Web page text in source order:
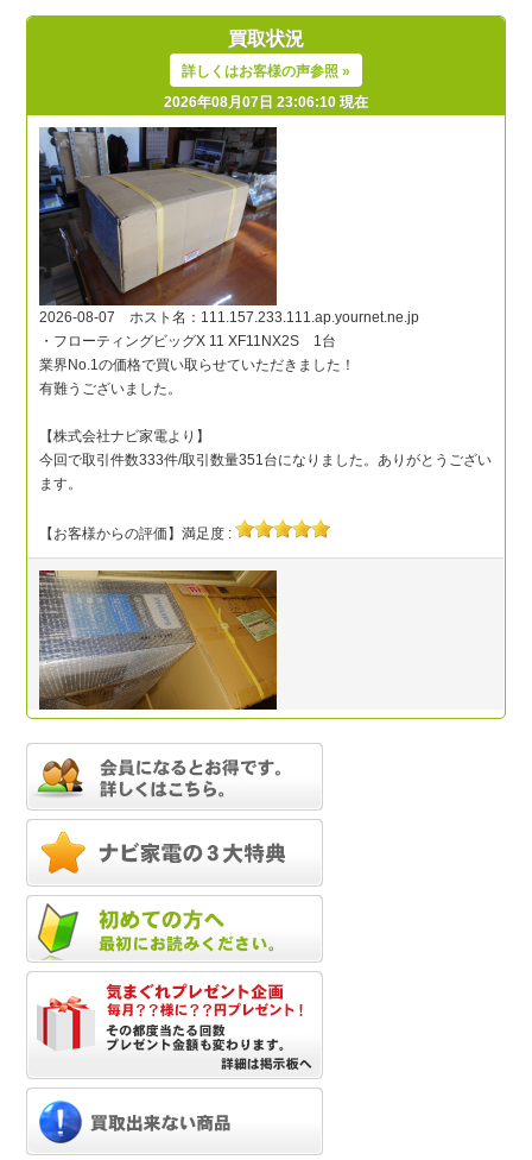
買取状況
詳しくはお客様の声参照 »
2026年08月07日 23:06:10 現在